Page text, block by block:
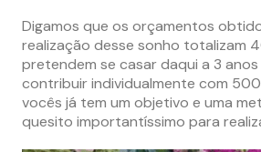
Digamos que os orçamentos
realização desse sonho totalizam
pretendem se casar daqui a 3
contribuir individualmente com
vocês já tem um objetivo e uma
quesito importantíssimo para